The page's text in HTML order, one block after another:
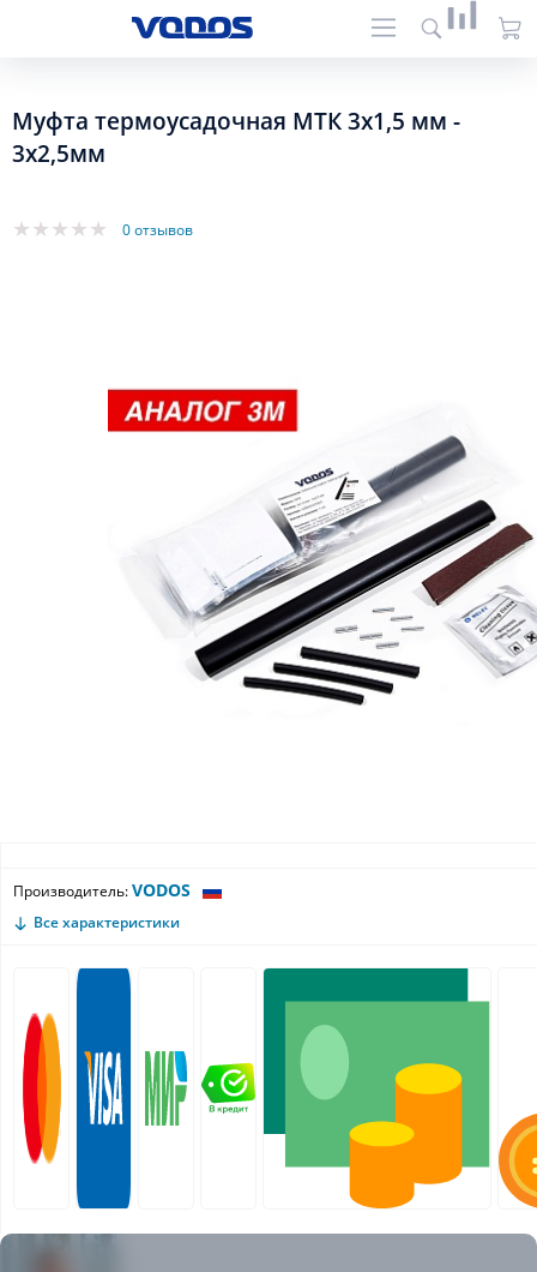
Муфта термоусадочная МТК 3x1,5 мм -
3x2,5мм
0 отзывов
Производитель:VODOS
Все характеристики